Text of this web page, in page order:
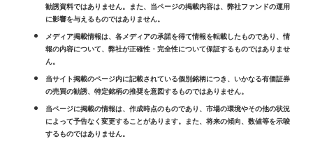
勧誘資料ではありません。また、当ページの掲載内容は、弊社ファンドの運用
に影響を与えるものではありません。
メディア掲載情報は、各メディアの承諾を得て情報を転載したものであり、情
報の内容について、弊社が正確性・完全性について保証するものではありませ
ん。
当サイト掲載のページ内に記載されている個別銘柄につき、いかなる有価証券
の売買の勧誘、特定銘柄の推奨を意図するものではありません。
当ページに掲載の情報は、作成時点のものであり、市場の環境やその他の状況
によって予告なく変更することがあります。また、将来の傾向、数値等を示唆
するものではありません。